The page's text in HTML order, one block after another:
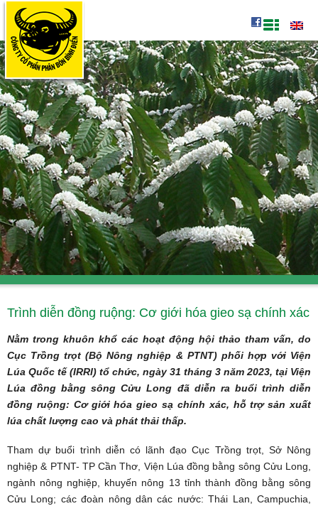
Trình diễn đồng ruộng: Cơ giới hóa gieo sạ chính xác
Nằm trong khuôn khổ các hoạt động hội thảo tham vấn, do
Cục Trồng trọt (Bộ Nông nghiệp & PTNT) phối hợp với Viện
Lúa Quốc tế (IRRI) tổ chức, ngày 31 tháng 3 năm 2023, tại Viện
Lúa đồng bằng sông Cửu Long đã diễn ra buổi trình diễn
đồng ruộng: Cơ giới hóa gieo sạ chính xác, hỗ trợ sản xuất
lúa chất lượng cao và phát thải thấp.
Tham dự buổi trình diễn có lãnh đạo Cục Trồng trọt, Sở Nông
nghiệp & PTNT- TP Cần Thơ, Viện Lúa đồng bằng sông Cửu Long,
ngành nông nghiệp, khuyến nông 13 tỉnh thành đồng bằng sông
Cửu Long; các đoàn nông dân các nước: Thái Lan, Campuchia,